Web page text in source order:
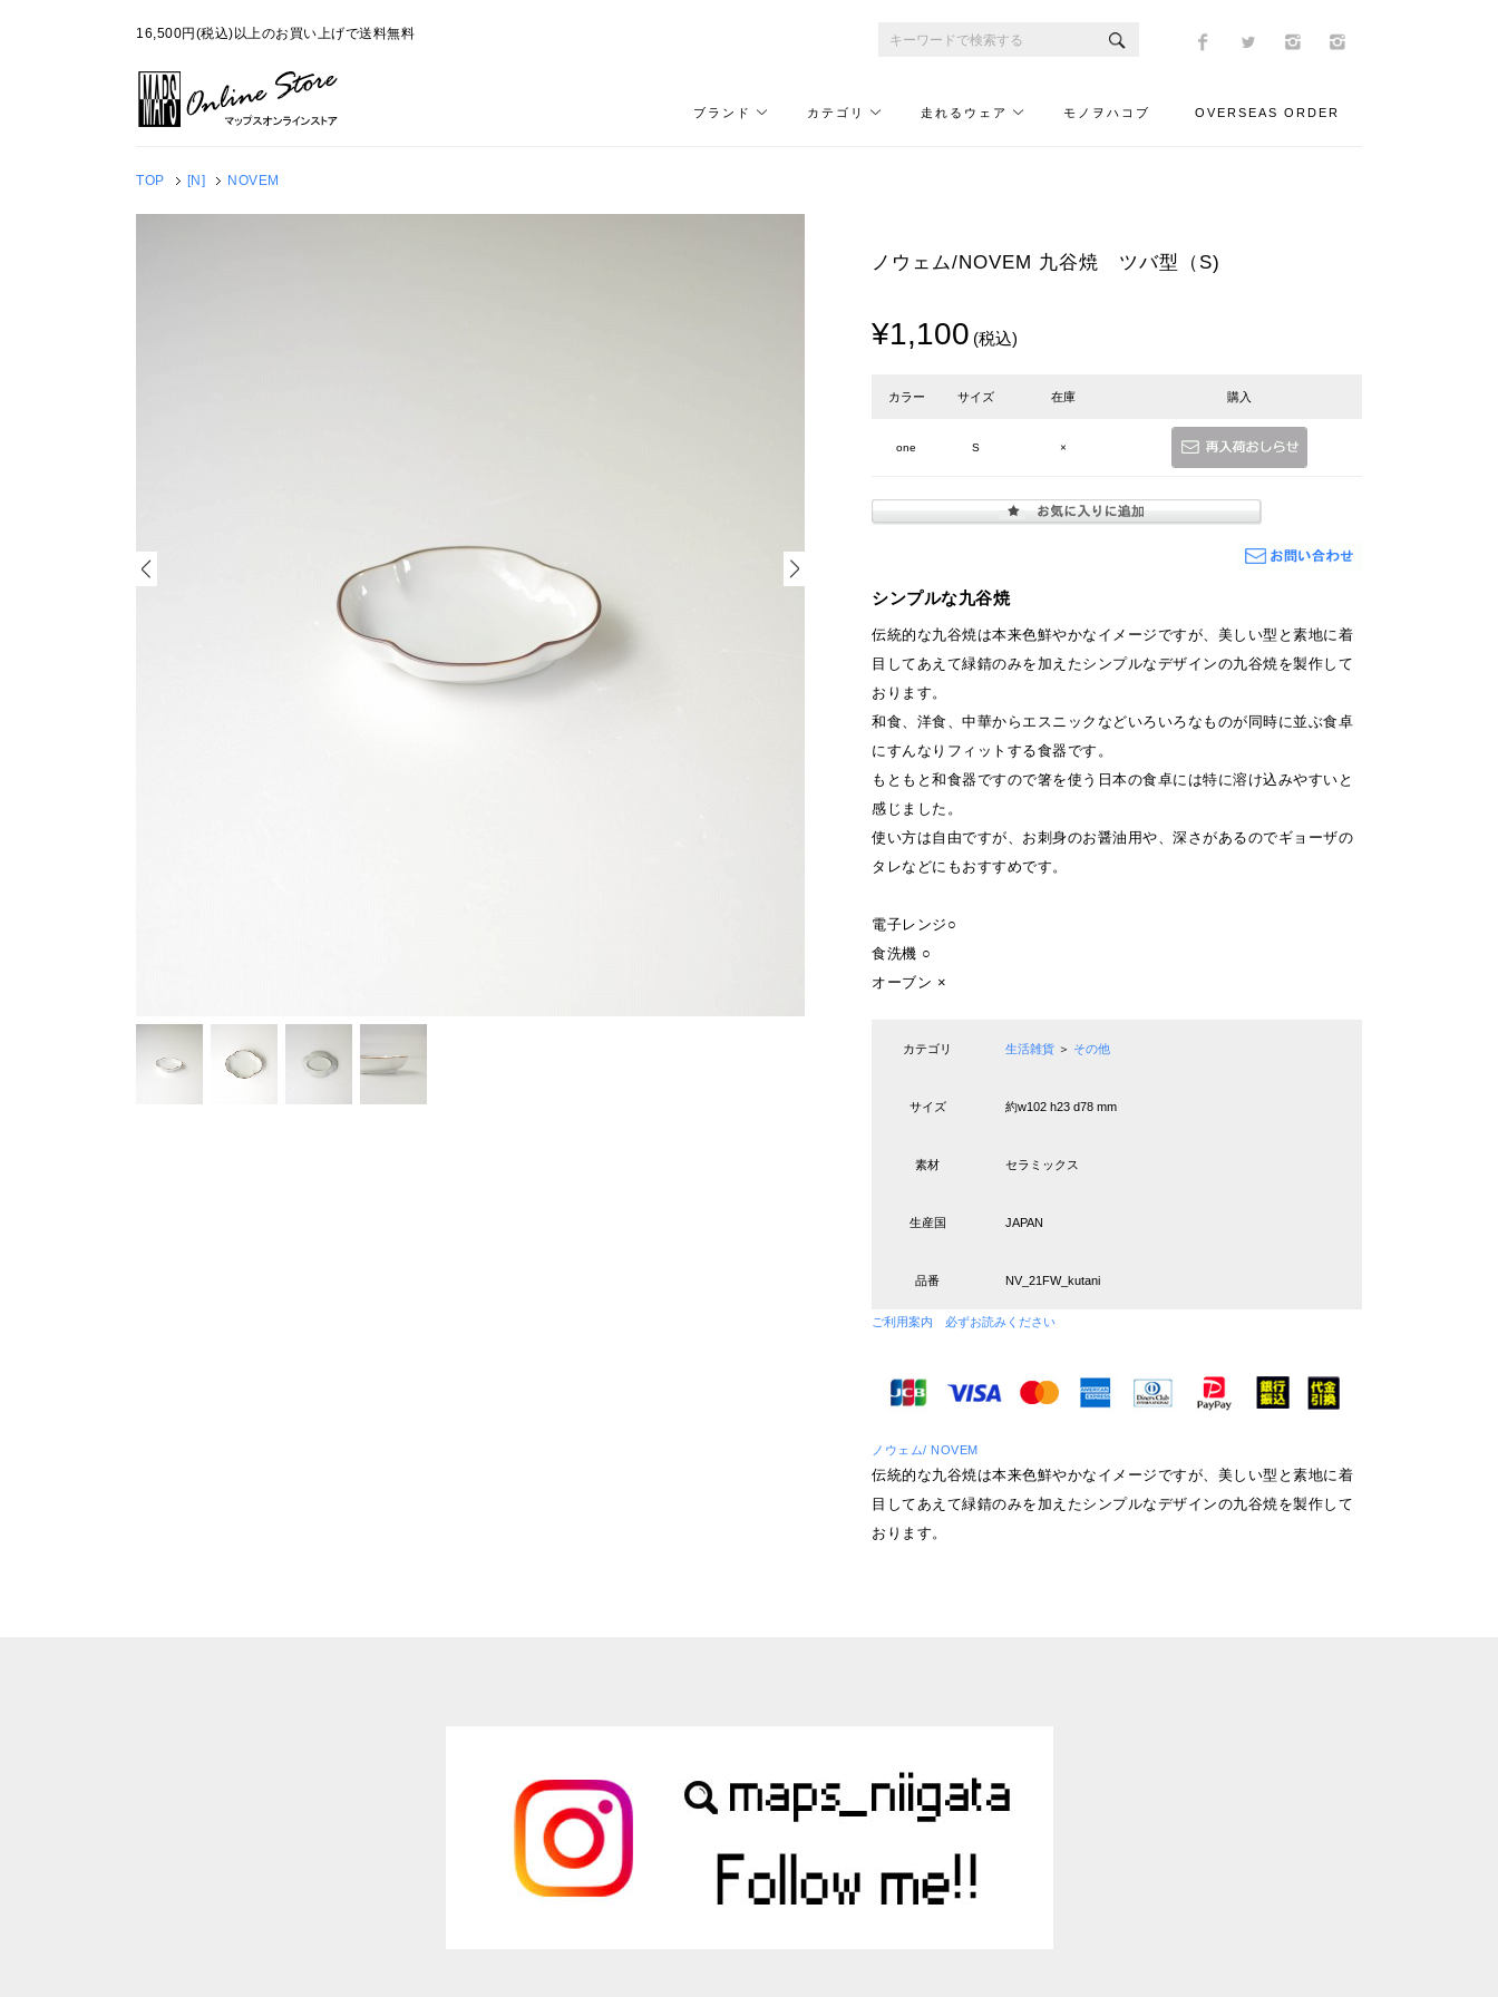
16,500円(税込)以上のお買い上げで送料無料
ブランド カテゴリ 走れるウェア モノヲハコブ OVERSEAS ORDER
TOP [N] NOVEM
ノウェム/NOVEM 九谷焼 ツバ型（S)
¥1,100 (税込)
カラー サイズ 在庫 購入
one S ×
シンプルな九谷焼
伝統的な九谷焼は本来色鮮やかなイメージですが、美しい型と素地に着
目してあえて緑錆のみを加えたシンプルなデザインの九谷焼を製作して
おります。
和食、洋食、中華からエスニックなどいろいろなものが同時に並ぶ食卓
にすんなりフィットする食器です。
もともと和食器ですので箸を使う日本の食卓には特に溶け込みやすいと
感じました。
使い方は自由ですが、お刺身のお醤油用や、深さがあるのでギョーザの
タレなどにもおすすめです。
電子レンジ○
食洗機 ○
オーブン ×
カテゴリ 生活雑貨 ＞ その他
サイズ 約w102 h23 d78 mm
素材 セラミックス
生産国 JAPAN
品番 NV_21FW_kutani
ご利用案内 必ずお読みください
ノウェム/ NOVEM
伝統的な九谷焼は本来色鮮やかなイメージですが、美しい型と素地に着
目してあえて緑錆のみを加えたシンプルなデザインの九谷焼を製作して
おります。